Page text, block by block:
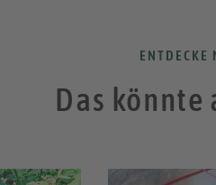
ENTDECKE
Das